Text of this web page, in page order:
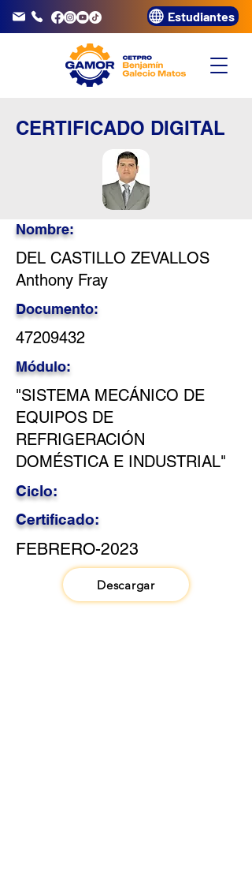
3320072 Estudiantes
CERTIFICADO DIGITAL
Nombre:
DEL CASTILLO ZEVALLOS
Anthony Fray
Documento:
47209432
Módulo:
"SISTEMA MECÁNICO DE
EQUIPOS DE
REFRIGERACIÓN
DOMÉSTICA E INDUSTRIAL"
Ciclo:
Certificado:
FEBRERO-2023
Descargar